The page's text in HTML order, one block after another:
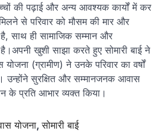
की पढ़ाई और अन्य आवश्यक कार्यों में कर
से परिवार को मौसम की मार और
है, साथ ही सामाजिक सम्मान और
है।अपनी खुशी साझा करते हुए सोमारी बाई ने
(ग्रामीण) ने उनके परिवार का वर्षों
उन्होंने सुरक्षित और सम्मानजनक आवास
के प्रति आभार व्यक्त किया।
योजना,सोमारी बाई